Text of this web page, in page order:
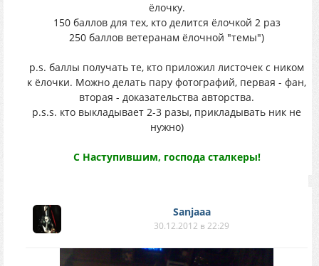
ёлочку.
150 баллов для тех, кто делится ёлочкой 2 раз
250 баллов ветеранам ёлочной "темы")
р.s. баллы получать те, кто приложил листочек с ником
к ёлочки. Можно делать пару фотографий, первая - фан,
вторая - доказательства авторства.
p.s.s. кто выкладывает 2-3 разы, прикладывать ник не
нужно)
С Наступившим, господа сталкеры!
Sanjaaa
30.12.2012 в 22:29